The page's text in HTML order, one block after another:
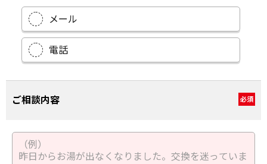
メール
電話
ご相談内容 必須